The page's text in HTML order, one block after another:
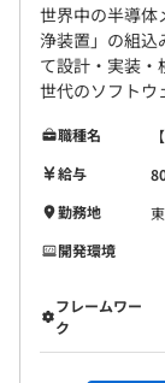
世界中の半導体
浄装置」の組込
て設計・実装
世代のソフトウ
職種名
給与
勤務地
開発環境
フレームワー
ク